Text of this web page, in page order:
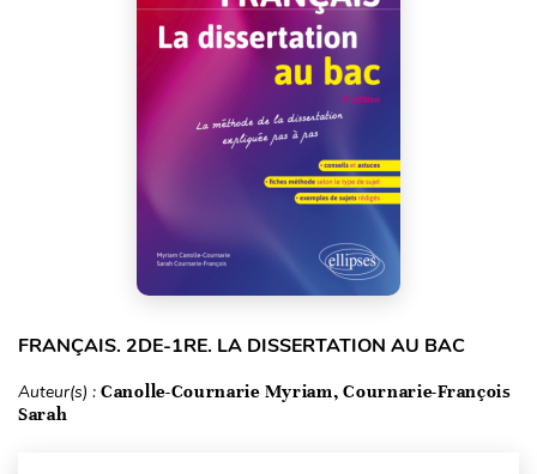
FRANÇAIS. 2DE-1RE. LA DISSERTATION AU BAC
Auteur(s) : Canolle-Cournarie Myriam, Cournarie-François
Sarah